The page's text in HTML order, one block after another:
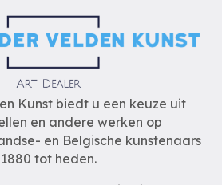
Kunst biedt u een keuze uit
en andere werken op
en Belgische kunstenaars
tot heden.